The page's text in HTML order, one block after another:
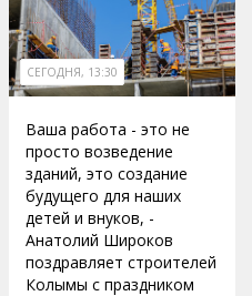
СЕГОДНЯ, 13:30
Ваша работа - это не
просто возведение
зданий, это создание
будущего для наших
детей и внуков, -
Анатолий Широков
поздравляет строителей
Колымы с праздником